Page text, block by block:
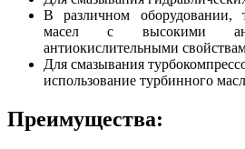
В различном оборудовании,
масел с высокими
антиокислительными
Для смазывания
использование турбинного
Преимущества: